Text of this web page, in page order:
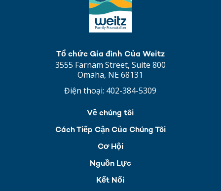
Tổ chức Gia đình Của Weitz
3555 Farnam Street, Suite 800
Omaha, NE 68131
Điện thoại: 402-384-5309
Về chúng tôi
Cách Tiếp Cận Của Chúng Tôi
Cơ Hội
Nguồn Lực
Kết Nối